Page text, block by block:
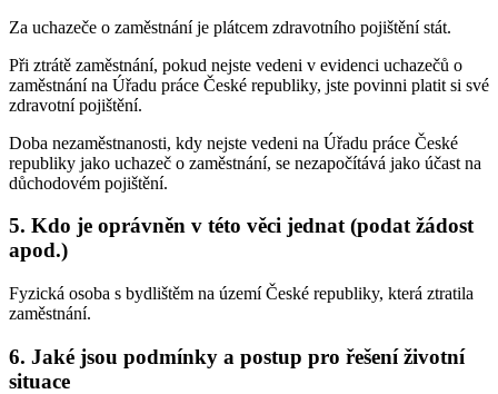
Za uchazeče o zaměstnání je plátcem zdravotního pojištění stát.
Při ztrátě zaměstnání, pokud nejste vedeni v evidenci uchazečů o
zaměstnání na Úřadu práce České republiky, jste povinni platit si své
zdravotní pojištění.
Doba nezaměstnanosti, kdy nejste vedeni na Úřadu práce České
republiky jako uchazeč o zaměstnání, se nezapočítává jako účast na
důchodovém pojištění.
5. Kdo je oprávněn v této věci jednat (podat žádost
apod.)
Fyzická osoba s bydlištěm na území České republiky, která ztratila
zaměstnání.
6. Jaké jsou podmínky a postup pro řešení životní
situace